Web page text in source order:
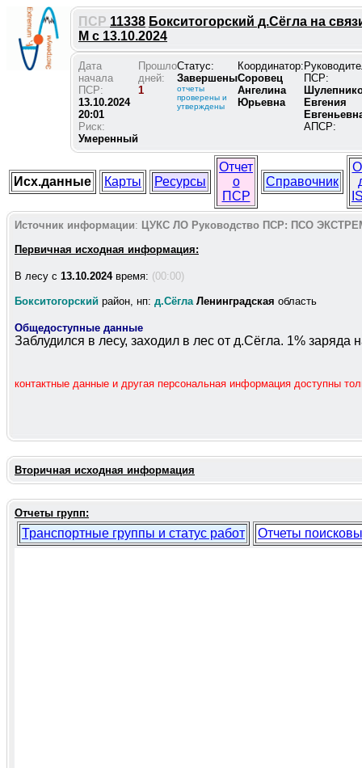
ПСР 11338 Бокситогорский д.Сёгла на
М с 13.10.2024
Дата
начала
ПСР:
13.10.2024
20:01
Риск:
Умеренный
Прошло
дней:
1
Статус:
Завершены
отчеты
проверены и
утверждены
Координатор:
Соровец
Ангелина
Юрьевна
ПСР:
Евгения
АПСР:
Исх.данные Карты Ресурсы
Отчет
о
ПСР
Справочник
Источник информации: ЦУКС ЛО Руководство ПСР: ПСО
Первичная исходная информация:
В лесу c 13.10.2024время: (00:00)
Бокситогорский район, нп: д.Сёгла Ленинградская область
Общедоступные данные
Заблудился в лесу, заходил в лес от д.Сёгла. 1% заряда
контактные данные и другая персональная информация доступны
Вторичная исходная информация
Отчеты групп:
Транспортные группы и статус работ Отчеты